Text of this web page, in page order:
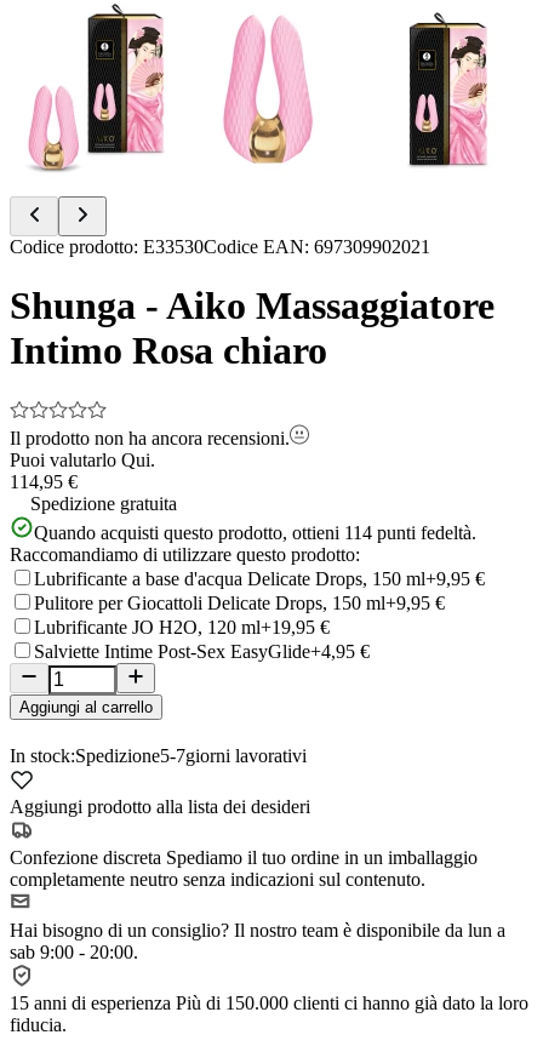
Item
of
8
Codice prodotto: E33530Codice EAN: 697309902021
Shunga - Aiko Massaggiatore
Intimo Rosa chiaro
Il prodotto non ha ancora recensioni.
Puoi valutarlo Qui.
114,95 €
Spedizione gratuita
Quando acquisti questo prodotto, ottieni 114 punti fedeltà.
Raccomandiamo di utilizzare questo prodotto:
Lubrificante a base d'acqua Delicate Drops, 150 ml+9,95 €
Pulitore per Giocattoli Delicate Drops, 150 ml+9,95 €
Lubrificante JO H2O, 120 ml+19,95 €
Salviette Intime Post-Sex EasyGlide+4,95 €
Aggiungi al carrello
In stock:Spedizione5-7giorni lavorativi
Aggiungi prodotto alla lista dei desideri
Confezione discreta Spediamo il tuo ordine in un imballaggio
completamente neutro senza indicazioni sul contenuto.
Hai bisogno di un consiglio? Il nostro team è disponibile da lun a
sab 9:00 - 20:00.
15 anni di esperienza Più di 150.000 clienti ci hanno già dato la loro
fiducia.